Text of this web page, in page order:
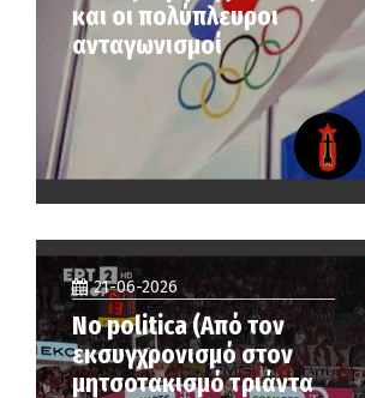
και οι πολύπλευροι
ανταγωνισμοί
21-06-2026
No politica (Από τον
εκσυγχρονισμό στον
μητσοτακισμό τριάντα